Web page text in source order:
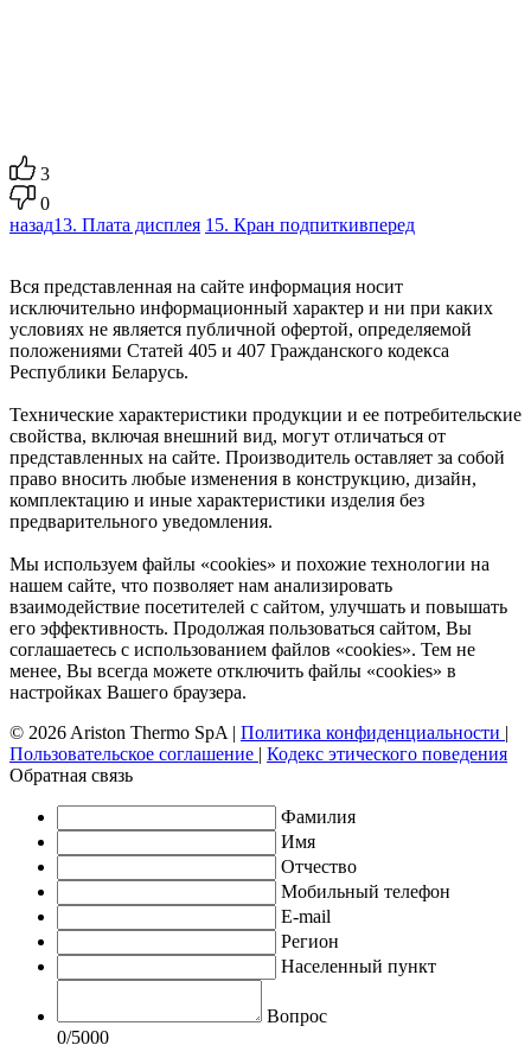
3
0
назад13. Плата дисплея 15. Кран подпиткивперед
Вся представленная на сайте информация носит
исключительно информационный характер и ни при каких
условиях не является публичной офертой, определяемой
положениями Статей 405 и 407 Гражданского кодекса
Республики Беларусь.
Технические характеристики продукции и ее потребительские
свойства, включая внешний вид, могут отличаться от
представленных на сайте. Производитель оставляет за собой
право вносить любые изменения в конструкцию, дизайн,
комплектацию и иные характеристики изделия без
предварительного уведомления.
Мы используем файлы «cookies» и похожие технологии на
нашем сайте, что позволяет нам анализировать
взаимодействие посетителей с сайтом, улучшать и повышать
его эффективность. Продолжая пользоваться сайтом, Вы
соглашаетесь с использованием файлов «cookies». Тем не
менее, Вы всегда можете отключить файлы «cookies» в
настройках Вашего браузера.
© 2026 Ariston Thermo SpA | Политика конфиденциальности |
Пользовательское соглашение | Кодекс этического поведения
Обратная связь
Фамилия
Имя
Отчество
Мобильный телефон
E-mail
Регион
Населенный пункт
Вопрос
0/5000